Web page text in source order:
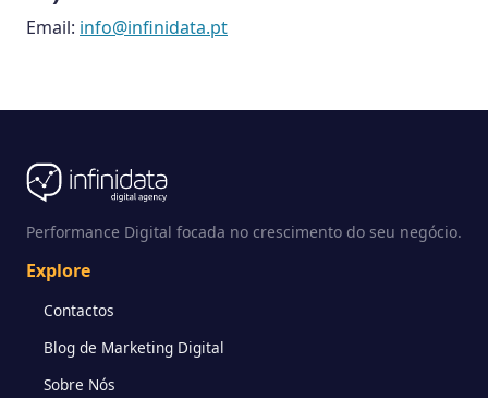
Email: info@infinidata.pt
Performance Digital focada no crescimento do seu negócio.
Explore
Contactos
Blog de Marketing Digital
Sobre Nós